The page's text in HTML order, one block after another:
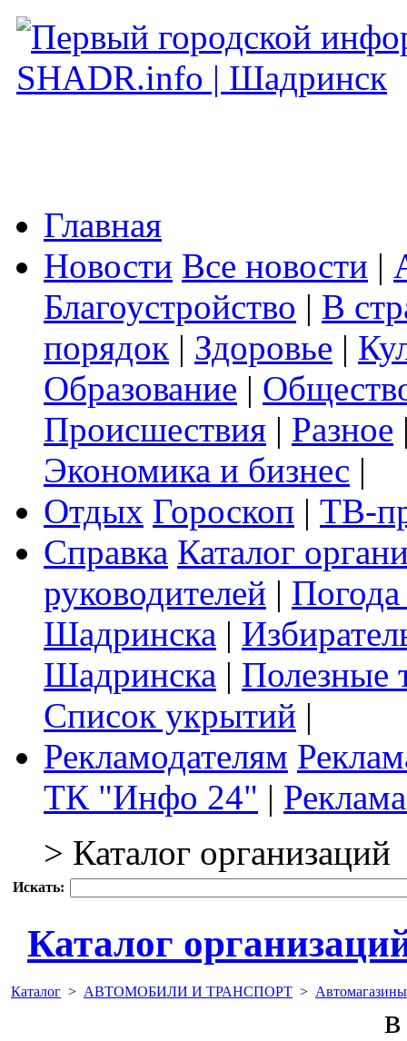
Главная
Новости Все новости |
Благоустройство | В
порядок | Здоровье |
Образование |
Происшествия | Разное
Экономика и бизнес |
Отдых Гороскоп | ТВ-
Справка Каталог
руководителей |
Шадринска |
Шадринска | Полезные
Список укрытий |
Рекламодателям
ТК "Инфо 24" |
> Каталог организаций
Искать:
Каталог
Каталог > АВТОМОБИЛИ И ТРАНСПОРТ > Автомагазины